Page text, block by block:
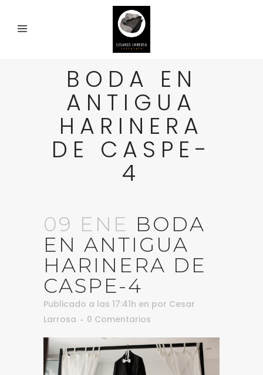
BODA EN
ANTIGUA
HARINERA
DE CASPE-
4
09 ENE BODA
EN ANTIGUA
HARINERA DE
CASPE-4
Publicado a las 17:41h en por Cesar
Larrosa
0 Comentarios